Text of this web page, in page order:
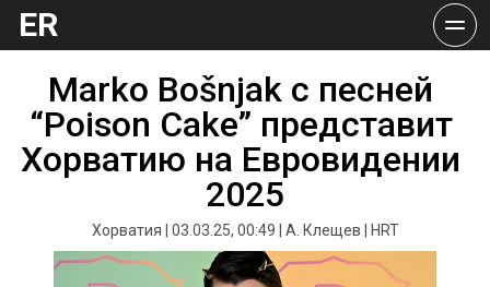
ER
️Marko Bošnjak с песней
“Poison Cake” представит
Хорватию на Евровидении
2025
Хорватия | 03.03.25, 00:49 | А. Клещев | HRT